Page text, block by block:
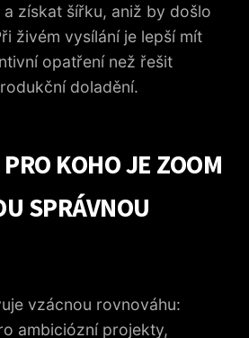
a získat šířku, aniž by došlo
živém vysílání je lepší mít
opatření než řešit
doladění.
KOHO JE ZOOM
SPRÁVNOU
vzácnou rovnováhu:
ambiciózní projekty,